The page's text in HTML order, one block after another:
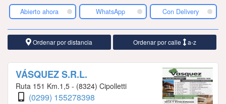
Contactenos
Abierto ahora WhatsApp Con Delivery
Ordenar por distancia Ordenar por calle a-z
VÁSQUEZ S.R.L.
Ruta 151 Km.1,5 - (8324) Cipolletti
(0299) 155278398